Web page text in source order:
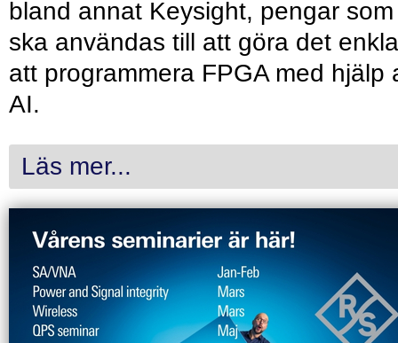
bland annat Keysight, pengar som
ska användas till att göra det
att programmera FPGA med hjälp
AI.
Läs mer...